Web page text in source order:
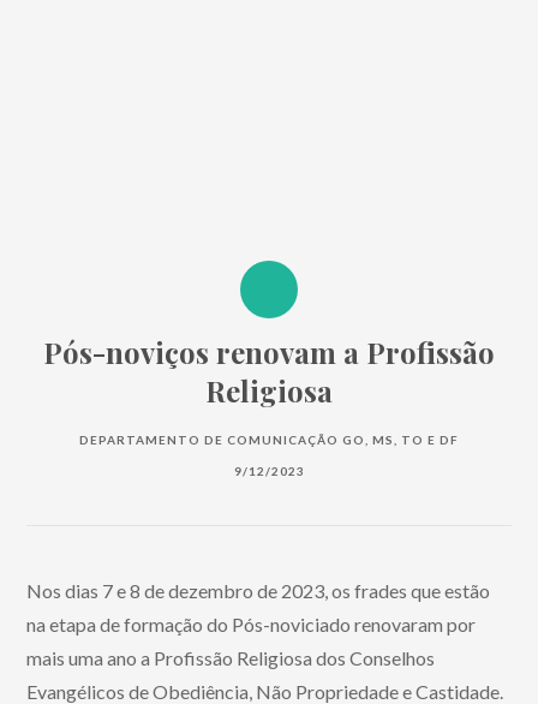
Pós-noviços renovam a Profissão
Religiosa
DEPARTAMENTO DE COMUNICAÇÃO GO, MS, TO E DF
9/12/2023
Nos dias 7 e 8 de dezembro de 2023, os frades que estão
na etapa de formação do Pós-noviciado renovaram por
mais uma ano a Profissão Religiosa dos Conselhos
Evangélicos de Obediência, Não Propriedade e Castidade.